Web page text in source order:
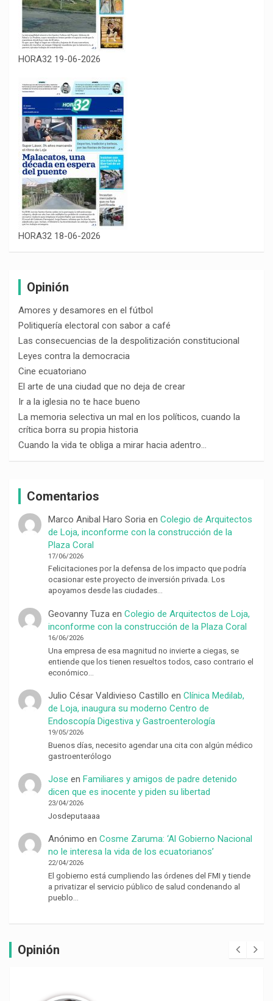
HORA32 19-06-2026
HORA32 18-06-2026
Opinión
Amores y desamores en el fútbol
Politiquería electoral con sabor a café
Las consecuencias de la despolitización constitucional
Leyes contra la democracia
Cine ecuatoriano
El arte de una ciudad que no deja de crear
Ir a la iglesia no te hace bueno
La memoria selectiva un mal en los políticos, cuando la
crítica borra su propia historia
Cuando la vida te obliga a mirar hacia adentro…
Comentarios
Marco Anibal Haro Soriaen Colegio de Arquitectos
de Loja, inconforme con la construcción de la
Plaza Coral
17/06/2026
Felicitaciones por la defensa de los impacto que podría
ocasionar este proyecto de inversión privada. Los
apoyamos desde las ciudades…
Geovanny Tuzaen Colegio de Arquitectos de Loja,
inconforme con la construcción de la Plaza Coral
16/06/2026
Una empresa de esa magnitud no invierte a ciegas, se
entiende que los tienen resueltos todos, caso contrario el
económico…
Julio César Valdivieso Castillo en Clínica Medilab,
de Loja, inaugura su moderno Centro de
Endoscopía Digestiva y Gastroenterología
19/05/2026
Buenos días, necesito agendar una cita con algún médico
gastroenterólogo
Jose en Familiares y amigos de padre detenido
dicen que es inocente y piden su libertad
23/04/2026
Josdeputaaaa
Anónimo en Cosme Zaruma: ‘Al Gobierno Nacional
no le interesa la vida de los ecuatorianos’
22/04/2026
El gobierno está cumpliendo las órdenes del FMI y tiende
a privatizar el servicio público de salud condenando al
pueblo…
Opinión